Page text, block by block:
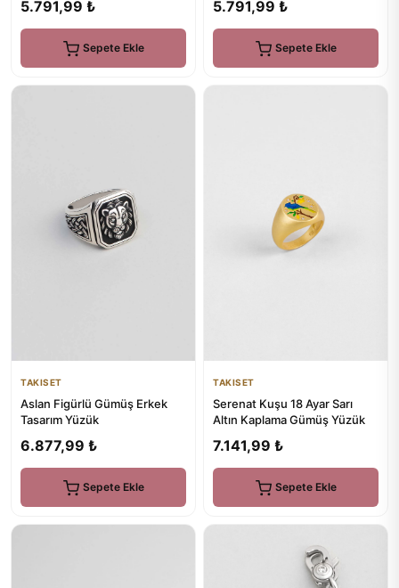
5.791,99 ₺
Sepete Ekle
5.791,99 ₺
Sepete Ekle
TAKISET
Aslan Figürlü Gümüş Erkek
Tasarım Yüzük
6.877,99 ₺
Sepete Ekle
TAKISET
Serenat Kuşu 18 Ayar Sarı
Altın Kaplama Gümüş Yüzük
7.141,99 ₺
Sepete Ekle